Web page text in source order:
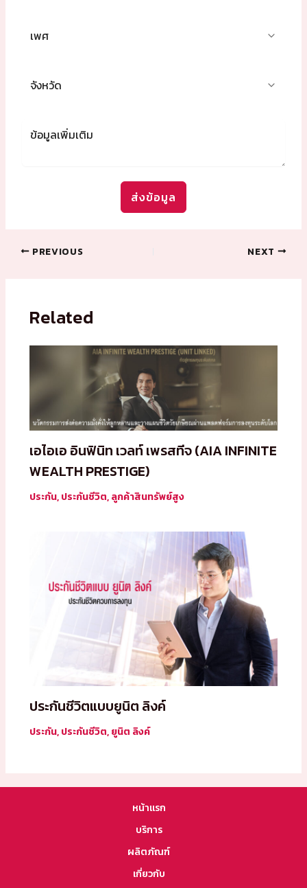
e
ส่งข้อมูล
PREVIOUS NEXT
Related
เอไอเอ อินฟินิท เวลท์ เพรสทีจ (AIA INFINITE
WEALTH PRESTIGE)
ประกัน,ประกันชีวิต,ลูกค้าสินทรัพย์สูง
ประกันชีวิตแบบยูนิต ลิงค์
ประกัน,ประกันชีวิต,ยูนิต ลิงค์
หน้าแรก
บริการ
ผลิตภัณฑ์
เกี่ยวกับ